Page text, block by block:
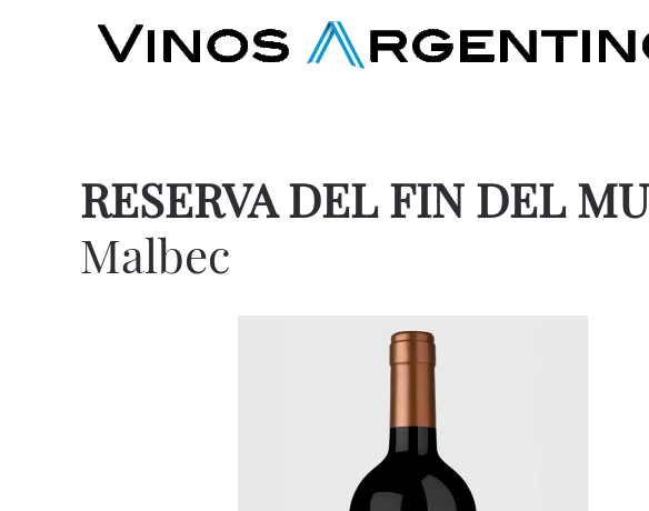
RESERVA DEL FIN DEL
Malbec